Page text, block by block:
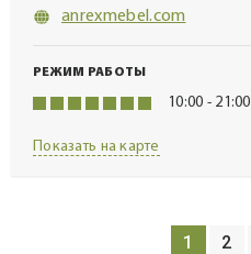
anrexmebel.com
РЕЖИМ РАБОТЫ
10:00 - 21:00
Показать на карте
1 2